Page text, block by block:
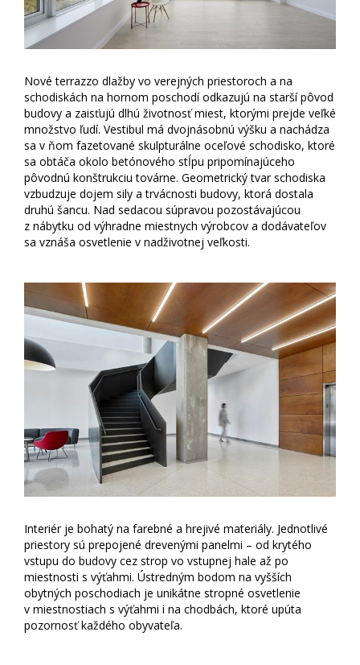
Nové terrazzo dlažby vo verejných priestoroch a na
schodiskách na hornom poschodí odkazujú na starší pôvod
budovy a zaisťujú dlhú životnosť miest, ktorými prejde veľké
množstvo ľudí. Vestibul má dvojnásobnú výšku a nachádza
sa v ňom fazetované skulpturálne oceľové schodisko, ktoré
sa obtáča okolo betónového stĺpu pripomínajúceho
pôvodnú konštrukciu továrne. Geometrický tvar schodiska
vzbudzuje dojem sily a trvácnosti budovy, ktorá dostala
druhú šancu. Nad sedacou súpravou pozostávajúcou
z nábytku od výhradne miestnych výrobcov a dodávateľov
sa vznáša osvetlenie v nadživotnej veľkosti.
Interiér je bohatý na farebné a hrejivé materiály. Jednotlivé
priestory sú prepojené drevenými panelmi – od krytého
vstupu do budovy cez strop vo vstupnej hale až po
miestnosti s výťahmi. Ústredným bodom na vyšších
obytných poschodiach je unikátne stropné osvetlenie
v miestnostiach s výťahmi i na chodbách, ktoré upúta
pozornosť každého obyvateľa.